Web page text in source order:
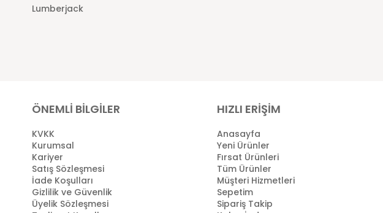
Lumberjack
ÖNEMLİ BİLGİLER
KVKK
Kurumsal
Kariyer
Satış Sözleşmesi
İade Koşulları
Gizlilik ve Güvenlik
Üyelik Sözleşmesi
HIZLI ERİŞİM
Anasayfa
Yeni Ürünler
Fırsat Ürünleri
Tüm Ürünler
Müşteri Hizmetleri
Sepetim
Sipariş Takip